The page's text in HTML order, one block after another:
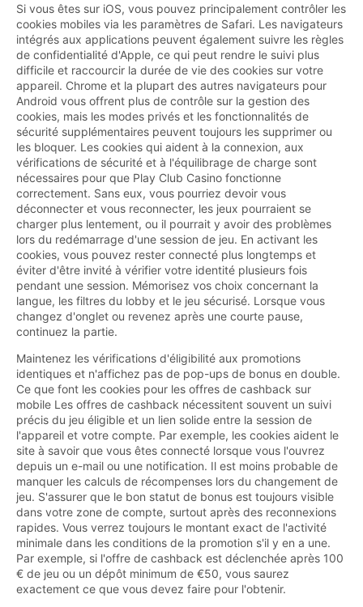
Si vous êtes sur iOS, vous pouvez principalement contrôler les
cookies mobiles via les paramètres de Safari. Les navigateurs
intégrés aux applications peuvent également suivre les règles
de confidentialité d'Apple, ce qui peut rendre le suivi plus
difficile et raccourcir la durée de vie des cookies sur votre
appareil. Chrome et la plupart des autres navigateurs pour
Android vous offrent plus de contrôle sur la gestion des
cookies, mais les modes privés et les fonctionnalités de
sécurité supplémentaires peuvent toujours les supprimer ou
les bloquer. Les cookies qui aident à la connexion, aux
vérifications de sécurité et à l'équilibrage de charge sont
nécessaires pour que Play Club Casino fonctionne
correctement. Sans eux, vous pourriez devoir vous
déconnecter et vous reconnecter, les jeux pourraient se
charger plus lentement, ou il pourrait y avoir des problèmes
lors du redémarrage d'une session de jeu. En activant les
cookies, vous pouvez rester connecté plus longtemps et
éviter d'être invité à vérifier votre identité plusieurs fois
pendant une session. Mémorisez vos choix concernant la
langue, les filtres du lobby et le jeu sécurisé. Lorsque vous
changez d'onglet ou revenez après une courte pause,
continuez la partie.
Maintenez les vérifications d'éligibilité aux promotions
identiques et n'affichez pas de pop-ups de bonus en double.
Ce que font les cookies pour les offres de cashback sur
mobile Les offres de cashback nécessitent souvent un suivi
précis du jeu éligible et un lien solide entre la session de
l'appareil et votre compte. Par exemple, les cookies aident le
site à savoir que vous êtes connecté lorsque vous l'ouvrez
depuis un e-mail ou une notification. Il est moins probable de
manquer les calculs de récompenses lors du changement de
jeu. S'assurer que le bon statut de bonus est toujours visible
dans votre zone de compte, surtout après des reconnexions
rapides. Vous verrez toujours le montant exact de l'activité
minimale dans les conditions de la promotion s'il y en a une.
Par exemple, si l'offre de cashback est déclenchée après 100
€ de jeu ou un dépôt minimum de €50, vous saurez
exactement ce que vous devez faire pour l'obtenir.